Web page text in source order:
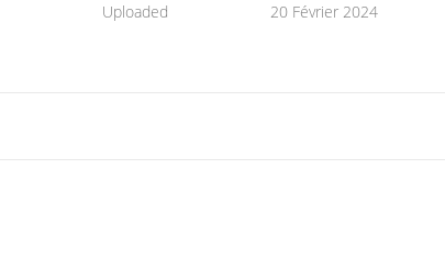
Uploaded
20 Février 2024